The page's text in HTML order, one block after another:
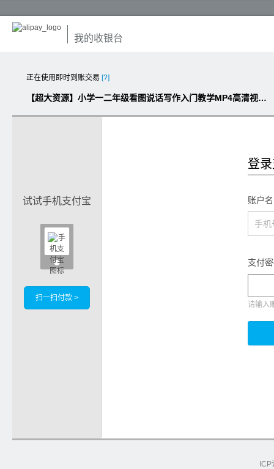
我的收银台
正在使用即时到账交易 [?]
【超大资源】小学一二年级看图说话写作入门教学MP4高清视频教程全集（20部）
试试手机支付宝

扫一扫付款 >
登
账户
支付
请输入